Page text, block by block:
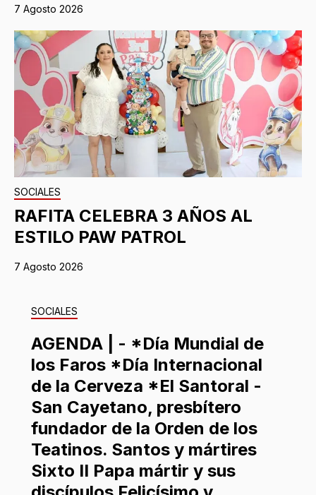
7 Agosto 2026
SOCIALES
RAFITA CELEBRA 3 AÑOS AL
ESTILO PAW PATROL
7 Agosto 2026
SOCIALES
AGENDA | - *Día Mundial de
los Faros *Día Internacional
de la Cerveza *El Santoral -
San Cayetano, presbítero
fundador de la Orden de los
Teatinos. Santos y mártires
Sixto II Papa mártir y sus